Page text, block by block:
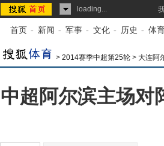
loading...
首页 - 新闻 - 军事 - 文化 - 历史 - 体育
> 2014赛季中超第25轮 > 大连阿
中超阿尔滨主场对